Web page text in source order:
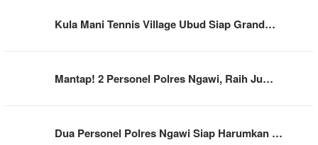
Kula Mani Tennis Village Ubud Siap Grand…
Mantap! 2 Personel Polres Ngawi, Raih Ju…
Dua Personel Polres Ngawi Siap Harumkan …